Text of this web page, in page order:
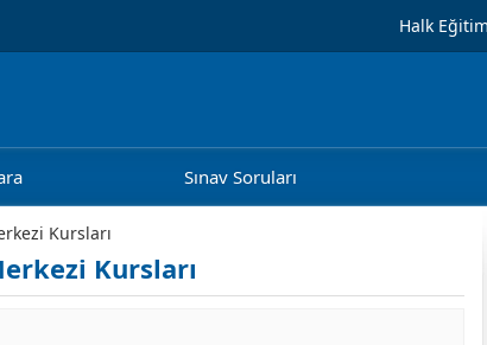
Halk
Sınav Soruları
Kursları
Kursları